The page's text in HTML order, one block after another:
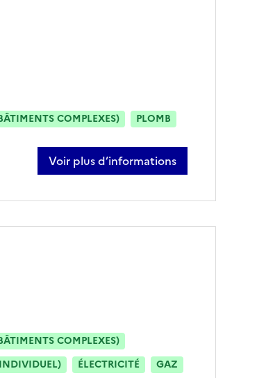
COMPLEXES)
PLOMB
Voir plus d’informations
sur douchan marinkovic
COMPLEXES)
ÉLECTRICITÉ GAZ